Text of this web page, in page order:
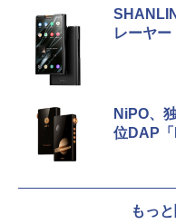
レーヤー
NiPO、
位DAP
もっ